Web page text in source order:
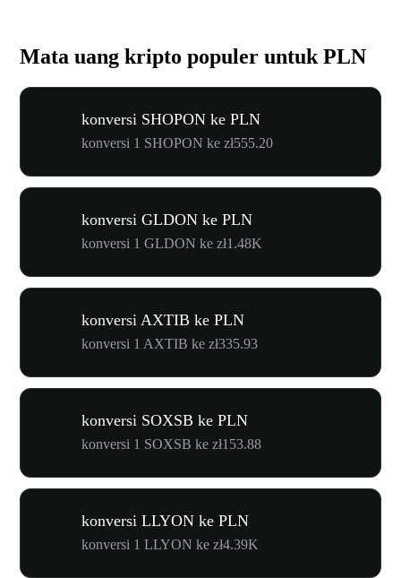
Mata uang kripto populer untuk PLN
konversi SHOPON ke PLN
konversi 1 SHOPON ke zł555.20
konversi GLDON ke PLN
konversi 1 GLDON ke zł1.48K
konversi AXTIB ke PLN
konversi 1 AXTIB ke zł335.93
konversi SOXSB ke PLN
konversi 1 SOXSB ke zł153.88
konversi LLYON ke PLN
konversi 1 LLYON ke zł4.39K